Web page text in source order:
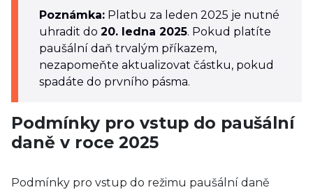
Poznámka: Platbu za leden 2025 je nutné
uhradit do 20. ledna 2025. Pokud platíte
paušální daň trvalým příkazem,
nezapomeňte aktualizovat částku, pokud
spadáte do prvního pásma.
Podmínky pro vstup do paušální
daně v roce 2025
Podmínky pro vstup do režimu paušální daně